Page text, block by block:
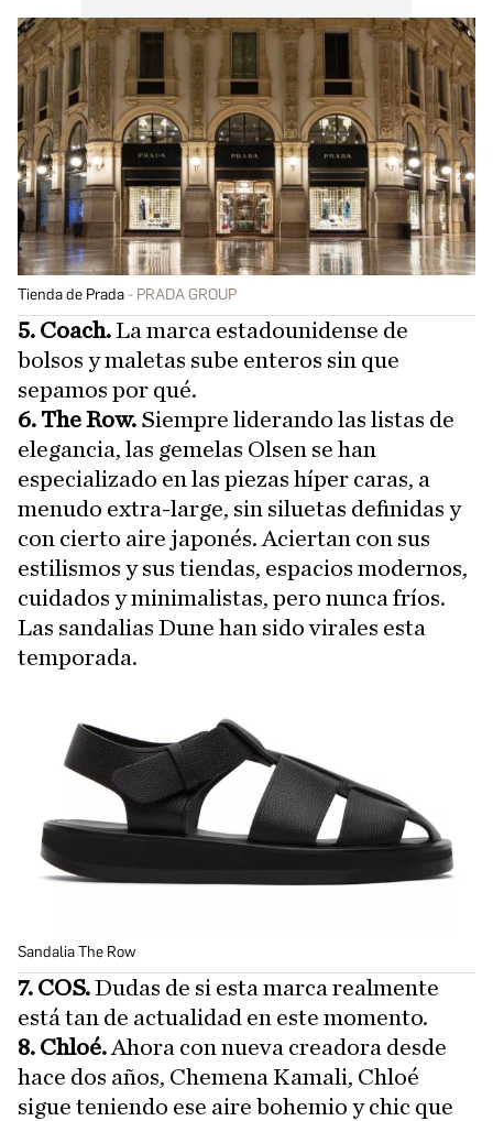
Tienda de Prada PRADA GROUP
5. Coach.La marca estadounidense de
bolsos y maletas sube enteros sin que
sepamos por qué.
6. The Row. Siempre liderando las listas de
elegancia, las gemelas Olsen se han
especializado en las piezas híper caras, a
menudo extra-large, sin siluetas definidas y
con cierto aire japonés. Aciertan con sus
estilismos y sus tiendas, espacios modernos,
cuidados y minimalistas, pero nunca fríos.
Las sandalias Dune han sido virales esta
temporada.
Sandalia The Row
7. COS.Dudas de si esta marca realmente
está tan de actualidad en este momento.
8. Chloé. Ahora con nueva creadora desde
hace dos años, Chemena Kamali, Chloé
sigue teniendo ese aire bohemio y chic que